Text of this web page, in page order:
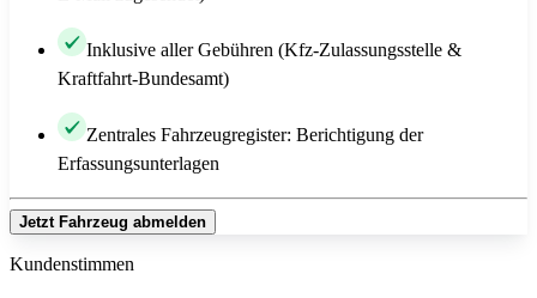
Inklusive aller Gebühren (Kfz-Zulassungsstelle &
Kraftfahrt-Bundesamt)
Zentrales Fahrzeugregister: Berichtigung der
Erfassungsunterlagen
Jetzt Fahrzeug abmelden
Kundenstimmen